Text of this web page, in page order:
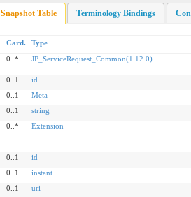
Snapshot Table Terminology Bindings
Card. Type
0..* JP_ServiceRequest_Common(1.12.0)
0..1 id
0..1 Meta
0..1 string
0..* Extension
0..1 id
0..1 instant
0..1 uri